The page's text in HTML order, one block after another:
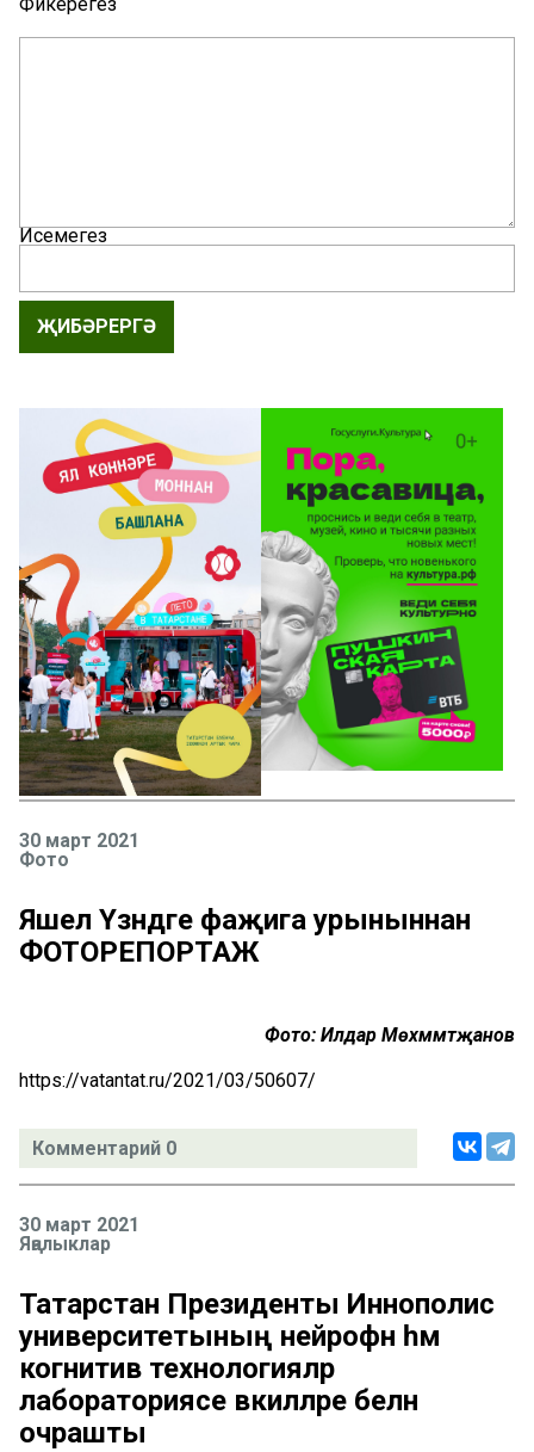
Исемегез
ҖИБӘРЕРГӘ
30 март 2021
Фото
Яшел Үзәндәге фаҗига урыныннан
ФОТОРЕПОРТАЖ
Фото: Илдар Мөхәммәтҗанов
https://vatantat.ru/2021/03/50607/
Комментарий 0
30 март 2021
Яңалыклар
Татарстан Президенты Иннополис
университетының нейрофән һәм
когнитив технологияләр
лабораториясе вәкилләре белән
очрашты